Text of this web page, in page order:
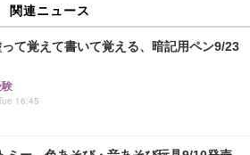
関連ニュース
て覚えて書いて覚える、暗記用ペン9/23
16:45